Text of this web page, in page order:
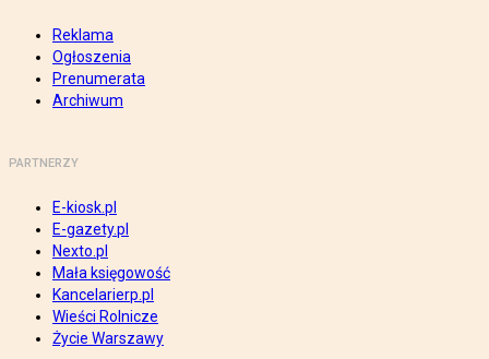
Reklama
Ogłoszenia
Prenumerata
Archiwum
PARTNERZY
E-kiosk.pl
E-gazety.pl
Nexto.pl
Mała księgowość
Kancelarierp.pl
Wieści Rolnicze
Życie Warszawy